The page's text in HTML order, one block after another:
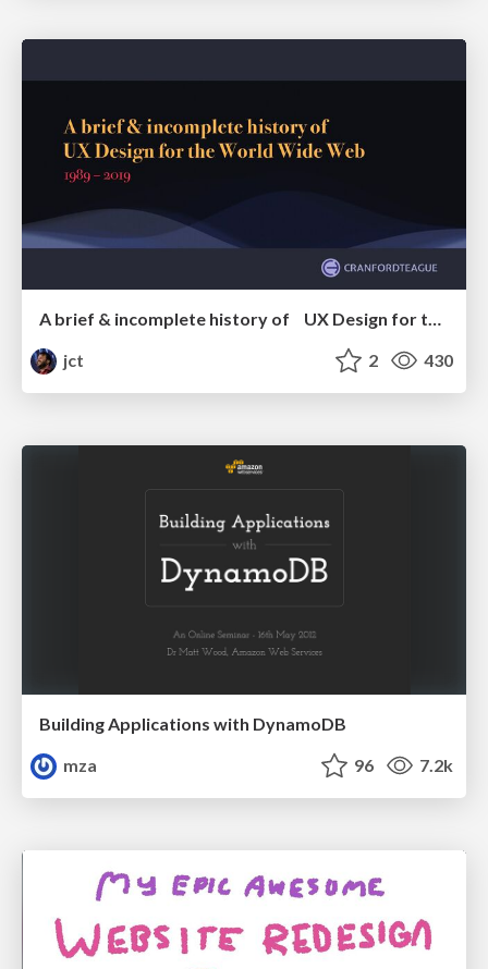
jct
2 430
Building Applications with DynamoDB
mza
96 7.2k